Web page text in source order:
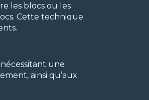
les blocs ou les
Cette technique
une
ainsi qu’aux